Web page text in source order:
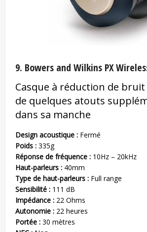
9. Bowers and Wilkins PX
Casque à réduction de
de quelques atouts
dans sa manche
Design acoustique : Fermé
Poids :335g
Réponse de fréquence : 10Hz – 20kHz
Haut-parleurs : 40mm
Type de haut-parleurs : Full range
Sensibilité : 111 dB
Impédance : 22 Ohms
Autonomie : 22 heures
Portée :30 mètres